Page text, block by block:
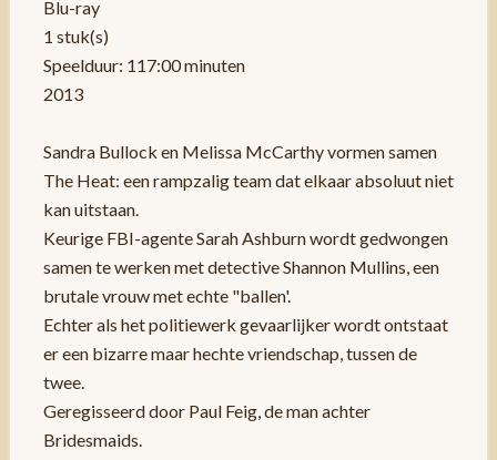
Blu-ray
1 stuk(s)
Speelduur: 117:00 minuten
2013
Sandra Bullock en Melissa McCarthy vormen samen
The Heat: een rampzalig team dat elkaar absoluut niet
kan uitstaan.
Keurige FBI-agente Sarah Ashburn wordt gedwongen
samen te werken met detective Shannon Mullins, een
brutale vrouw met echte "ballen'.
Echter als het politiewerk gevaarlijker wordt ontstaat
er een bizarre maar hechte vriendschap, tussen de
twee.
Geregisseerd door Paul Feig, de man achter
Bridesmaids.